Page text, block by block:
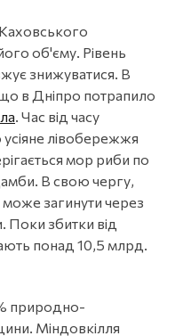
об'єму. Рівень
знижуватися. В
в Дніпро потрапило
. Час від часу
усіяне лівобережжя
мор риби по
В свою чергу,
загинути через
Поки збитки від
понад 10,5 млрд.
природно-
Міндовкілля